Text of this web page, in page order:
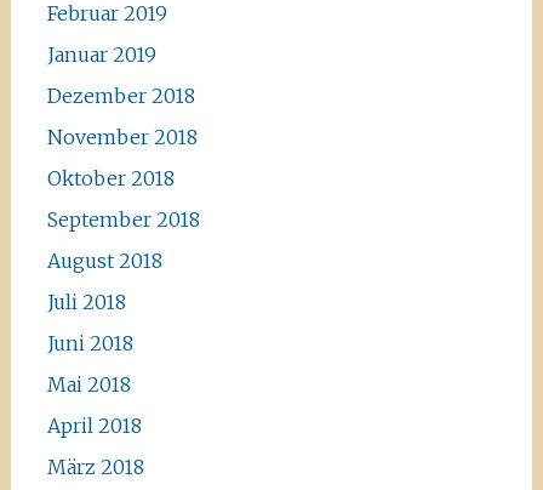
Februar 2019
Januar 2019
Dezember 2018
November 2018
Oktober 2018
September 2018
August 2018
Juli 2018
Juni 2018
Mai 2018
April 2018
März 2018